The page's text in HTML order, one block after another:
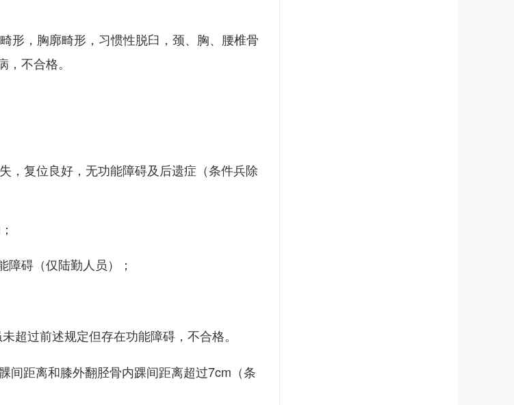
形，胸廓畸形，习惯性脱臼，颈、胸、腰椎骨
不合格。
，复位良好，无功能障碍及后遗症（条件兵除
障碍（仅陆勤人员）；
超过前述规定但存在功能障碍，不合格。
间距离和膝外翻胫骨内踝间距离超过7cm（条